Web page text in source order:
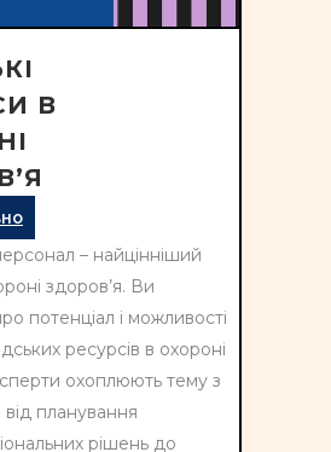
В
– найцінніший
здоров’я. Ви
потенціал і можливості
ресурсів в охороні
охоплюють тему з
від планування
рішень до